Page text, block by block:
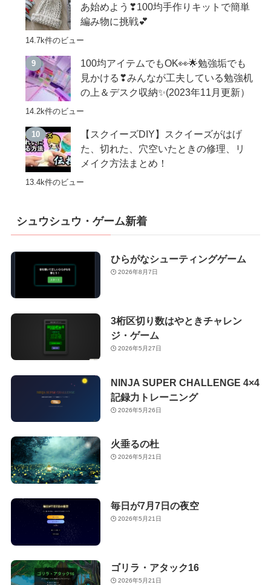
あ始めよう❣100均手作りキットで簡単
編み物に挑戦💕
14.7k件のビュー
100均アイテムでもOK👀🌟勉強垢でも
見かける❣みんなが工夫している勉強机
の上＆デスク収納✨(2023年11月更新）
14.2k件のビュー
【スクイーズDIY】スクイーズがはげ
た、切れた、穴空いたときの修理、リ
メイク方法まとめ！
13.4k件のビュー
シュウシュウ・ゲーム新着
ひらがなシューティングゲーム
2026年8月7日
3桁区切り数はやときチャレン
ジ・ゲーム
2026年5月27日
NINJA SUPER CHALLENGE 4×4
記録力トレーニング
2026年5月26日
火垂るの杜
2026年5月21日
毎日が7月7日の夜空
2026年5月21日
ゴリラ・アタック16
2026年5月21日